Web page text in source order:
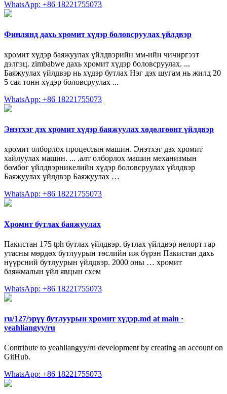
WhatsApp: +86 18221755073
Финлянд дахь хромит хүдэр боловсруулах үйлдвэр
хромит хүдэр баяжуулах үйлдвэрийн мм-ийн чичиргээт
дэлгэц. zimbabwe дахь хромит хүдэр боловсруулах. ...
Баяжуулах үйлдвэр нь хүдэр бутлах Нэг дэх шугам нь жилд 20
5 сая тонн хүдэр боловсруулах ...
WhatsApp: +86 18221755073
Энэтхэг дэх хромит хүдэр баяжуулах хөдөлгөөнт үйлдвэр
хромит олборлох процессын машин. Энэтхэг дэх хромит
хайлуулах машин. ... .алт олборлох машин механизмын
бөмбөг үйлдвэрникелийн хүдэр боловсруулах үйлдвэр
Баяжуулах үйлдвэр Баяжуулах …
WhatsApp: +86 18221755073
Хромит бутлах баяжуулах
Пакистан 175 tph бутлах үйлдвэр. бутлах үйлдвэр нелорт гар
утасны мөрдөх бутлуурын төслийн иж бүрэн Пакистан дахь
нүүрсний бутлуурын үйлдвэр. 2000 оны … хромит
баяжмалын үйл явцын схем
WhatsApp: +86 18221755073
ru/127/эрүү бутлуурын хромит хүдэр.md at main ·
yeahliangyy/ru
Contribute to yeahliangyy/ru development by creating an account on
GitHub.
WhatsApp: +86 18221755073